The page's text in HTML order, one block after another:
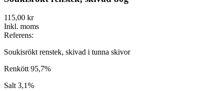
115,00 kr
Inkl. moms
Referens:
Soukisrökt renstek, skivad i tunna skivor
Renkött 95,7%
Salt 3,1%